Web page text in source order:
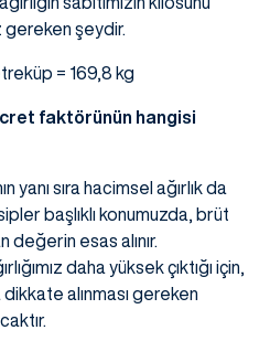
gereken şeydir.
= 169,8 kg
faktörünün hangisi
yanı sıra hacimsel ağırlık da
başlıklı konumuzda, brüt
değerin esas alınır.
daha yüksek çıktığı için,
alınması gereken